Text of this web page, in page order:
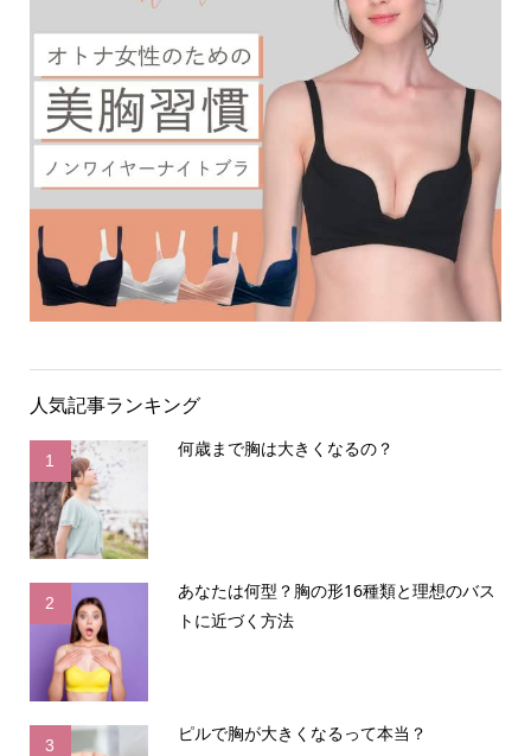
人気記事ランキング
1
何歳まで胸は大きくなるの？
2
あなたは何型？胸の形16種類と理想のバス
トに近づく方法
3
ピルで胸が大きくなるって本当？